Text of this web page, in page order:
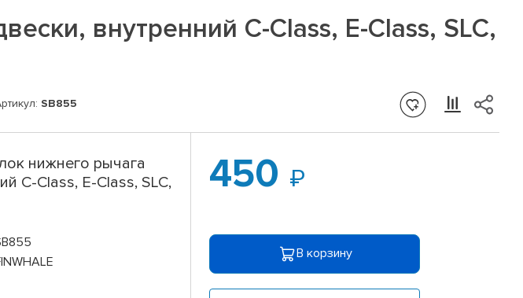
внутренний C-Class, E-Class, SLC,
SB855
нижнего рычага
C-Class, E-Class, SLC,
450
В корзину